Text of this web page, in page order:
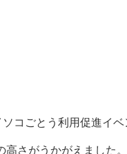
コごとう利用促進イ
さがうかがえました。